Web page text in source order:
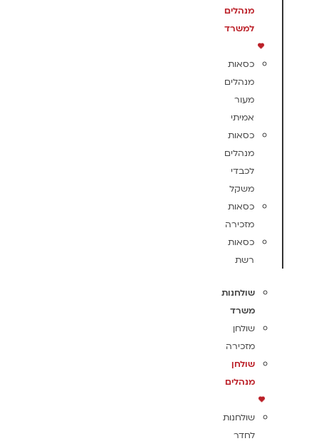
מנהלים
למשרד
כסאות
מנהלים
מעור
אמיתי
כסאות
מנהלים
לכבדי
משקל
כסאות
מזכירה
כסאות
רשת
שולחנות
משרד
שולחן
מזכירה
שולחן
מנהלים
שולחנות
לחדר